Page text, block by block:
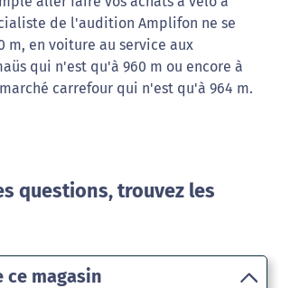
de l'audition Amplifon ne se
m, en voiture au service aux
qui n'est qu'à 960 m ou encore à
carrefour qui n'est qu'à 964 m.
questions, trouvez les
ce magasin